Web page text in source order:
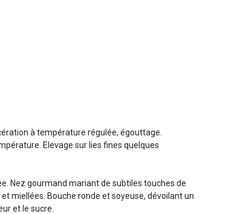
à température régulée, égouttage.
Elevage sur lies fines quelques
Nez gourmand mariant de subtiles touches de
miellées. Bouche ronde et soyeuse, dévoilant un
et le sucre.